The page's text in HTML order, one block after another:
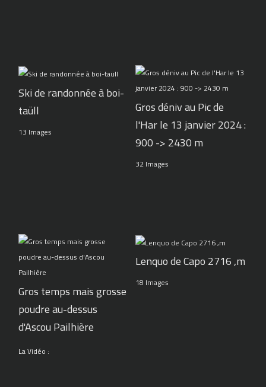
Ski de randonnée à boi-
taüll
13 Images
Gros déniv au Pic de
l'Har le 13 janvier 2024 :
900 -> 2430 m
32 Images
Gros temps mais grosse
poudre au-dessus
d'Ascou Pailhière
La Vidéo :
Lenquo de Capo 2716 ,m
18 Images